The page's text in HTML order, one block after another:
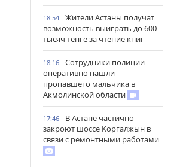
18:54
Жители Астаны получат
возможность выиграть до 600
тысяч тенге за чтение книг
18:16
Сотрудники полиции
оперативно нашли
пропавшего мальчика в
Акмолинской области
17:46
В Астане частично
закроют шоссе Коргалжын в
связи с ремонтными работами